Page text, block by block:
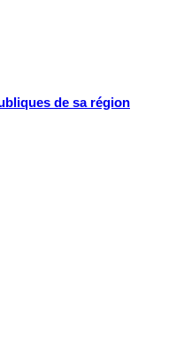
de sa région